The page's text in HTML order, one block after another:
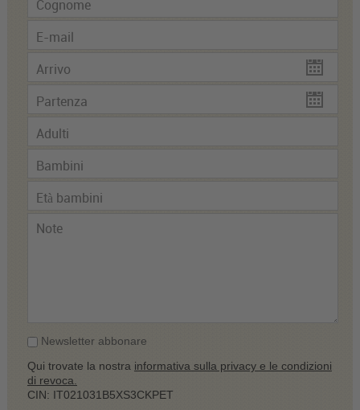
Newsletter abbonare
Qui trovate la nostra informativa sulla privacy e le condizioni
di revoca.
CIN: IT021031B5XS3CKPET